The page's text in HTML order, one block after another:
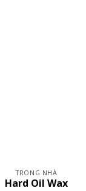
TRONG NHÀ
Hard Oil Wax